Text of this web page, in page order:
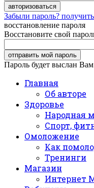
Забыли пароль?
восстановление пароля
Восстановите свой
Пароль будет выслан
Главная
Об авторе
Здоровье
Народная
Спорт,
Омоложение
Как
Тренинги
Магазин
Интернет